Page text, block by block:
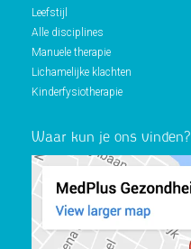
Leefstijl
Alle disciplines
Manuele therapie
Lichamelijke klachten
Kinderfysiotherapie
Waar kun je ons vinden?